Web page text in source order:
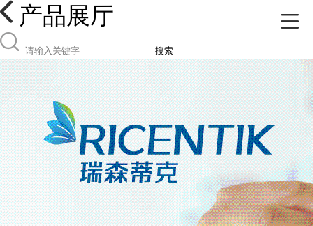
产品展厅
搜索